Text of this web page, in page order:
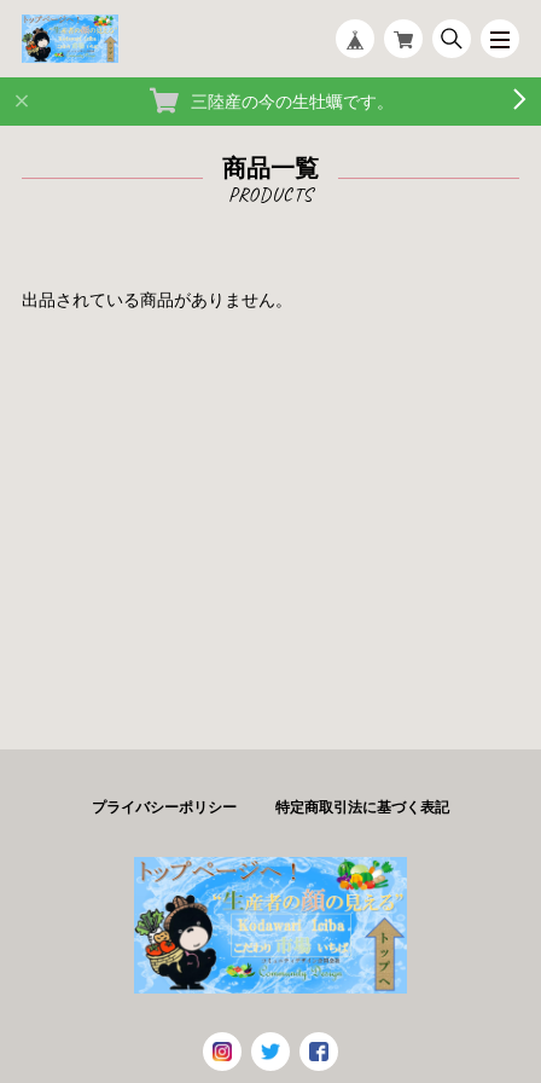
三陸産の今の生牡蠣です。
商品一覧
出品されている商品がありません。
プライバシーポリシー 特定商取引法に基づく表記